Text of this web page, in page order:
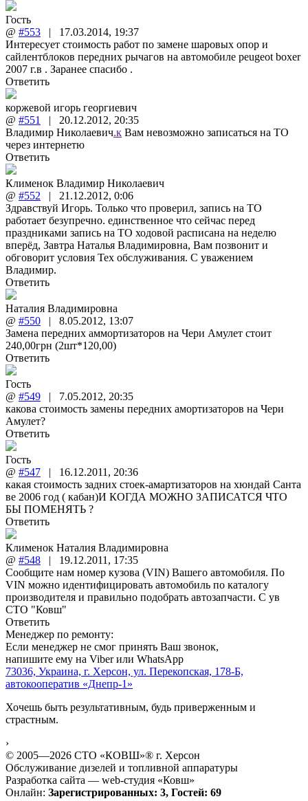
Гость
@ #553 | 17.03.2014, 19:37
Интересует стоимость работ по замене шаровых опор и
сайлентблоков передних рычагов на автомобиле peugeot boxer
2007 г.в . Заранее спасибо .
Ответить
коржевой игорь георгиевич
@ #551 | 20.12.2012, 20:35
Владимир Николаевич.к Вам невозможно записаться на ТО
через интернетю
Ответить
Клименок Владимир Николаевич
@ #552 | 21.12.2012, 0:06
Здравствуй Игорь. Только что проверил, запись на ТО
работает безупречно. единственное что сейчас перед
праздниками запись на ТО ходовой расписана на неделю
вперёд, Завтра Наталья Владимировна, Вам позвонит и
обговорит условия Тех обслуживания. С уважением
Владимир.
Ответить
Наталия Владимировна
@ #550 | 8.05.2012, 13:07
Замена передних аммортизаторов на Чери Амулет стоит
240,00грн (2шт*120,00)
Ответить
Гость
@ #549 | 7.05.2012, 20:35
какова стоимость замены передних амортизаторов на Чери
Амулет?
Ответить
Гость
@ #547 | 16.12.2011 , 20:36
какая стоимость задних стоек-амартизаторов на хюндай Санта
ве 2006 год ( кабан)И КОГДА МОЖНО ЗАПИСАТСЯ ЧТО
БЫ ПОМЕНЯТЬ ?
Ответить
Клименок Наталия Владимировна
@ #548 | 19.12.2011 , 17:35
Сообщите нам номер кузова (VIN) Вашего автомобиля. По
VIN можно идентифицировать автомобиль по каталогу
производителя и правильно подобрать автозапчасти. С ув
СТО "Ковш"
Ответить
Менеджер по ремонту:
Если менеджер не смог принять Ваш звонок,
напишите ему на Viber или WhatsApp
73036, Украина, г. Херсон, ул. Перекопская, 178-Б,
автокооператив «Днепр-1»
Хочешь быть результативным, будь приверженным и
страстным.
›
© 2005—2026 СТО «КОВШ»® г. Херсон
Обслуживание дизелей и топливной аппаратуры
Разработка сайта — web-студия «Ковш»
Онлайн: Зарегистрированных: 3, Гостей: 69